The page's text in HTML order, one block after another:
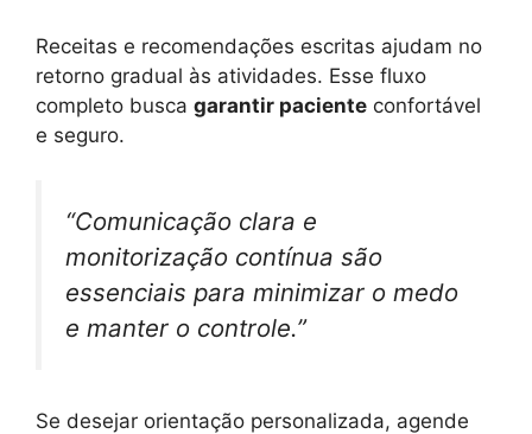
Receitas e recomendações escritas ajudam no
retorno gradual às atividades. Esse fluxo
completo busca garantir paciente confortável
e seguro.
“Comunicação clara e
monitorização contínua são
essenciais para minimizar o medo
e manter o controle.”
Se desejar orientação personalizada, agende